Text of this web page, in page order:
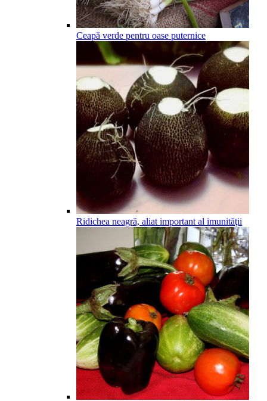
Ceapă verde pentru oase puternice
Ridichea neagră, aliat important al imunităţii